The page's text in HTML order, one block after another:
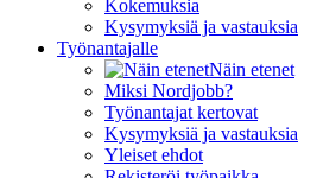
Kokemuksia
Kysymyksiä ja vastauksia
Työnantajalle
Näin etenet
Miksi Nordjobb?
Työnantajat kertovat
Kysymyksiä ja vastauksia
Yleiset ehdot